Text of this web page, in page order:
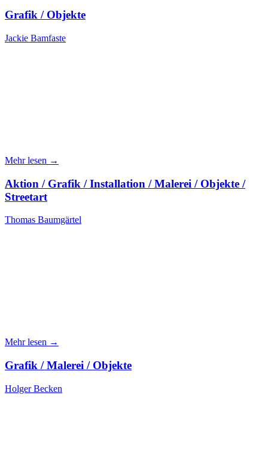
Grafik / Objekte
Jackie Bamfaste
Mehr lesen →
Aktion / Grafik / Installation / Malerei / Objekte /
Streetart
Thomas Baumgärtel
Mehr lesen →
Grafik / Malerei / Objekte
Holger Becken